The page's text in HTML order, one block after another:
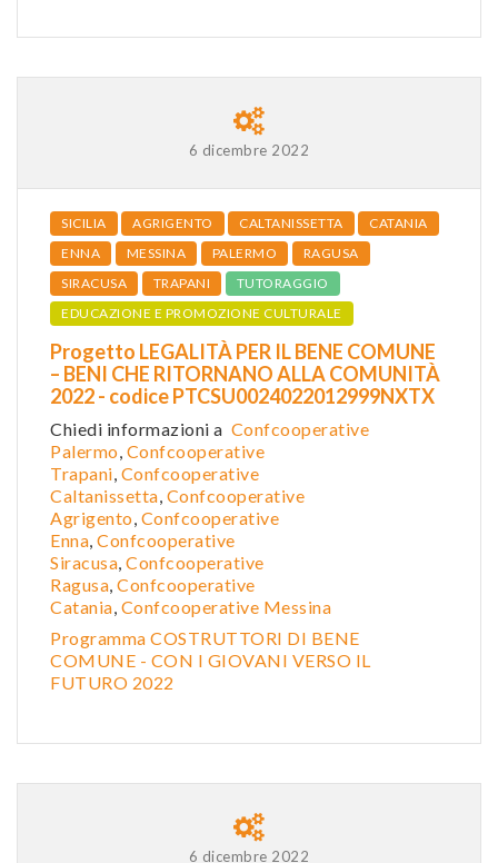
6 dicembre 2022
SICILIA AGRIGENTO CALTANISSETTA
CATANIA
ENNA
MESSINA PALERMO
RAGUSA
SIRACUSA
TRAPANI
TUTORAGGIO
EDUCAZIONE E PROMOZIONE CULTURALE
Progetto LEGALITÀ PER IL BENE COMUNE
– BENI CHE RITORNANO ALLA COMUNITÀ
2022 - codice PTCSU0024022012999NXTX
Chiedi informazioni a Confcooperative
Palermo, Confcooperative
Trapani, Confcooperative
Caltanissetta, Confcooperative
Agrigento, Confcooperative
Enna, Confcooperative
Siracusa, Confcooperative
Ragusa, Confcooperative
Catania, Confcooperative Messina
Programma COSTRUTTORI DI BENE
COMUNE - CON I GIOVANI VERSO IL
FUTURO 2022
6 dicembre 2022